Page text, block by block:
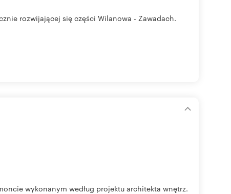
rozwijającej się części Wilanowa - Zawadach.
wykonanym według projektu architekta wnętrz.